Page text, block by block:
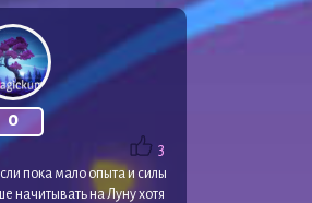
0
3
пока мало опыта и силы
начитывать на Луну хотя